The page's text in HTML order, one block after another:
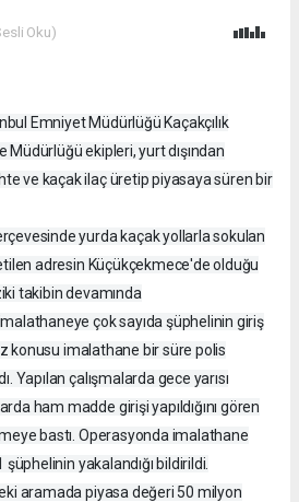
Oku)
Emniyet Müdürlüğü Kaçakçılık
Müdürlüğü ekipleri, yurt dışından
ve kaçak ilaç üretip piyasaya süren bir
yurda kaçak yollarla sokulan
adresin Küçükçekmece'de olduğu
takibin devamında
çok sayıda şüphelinin giriş
konusu imalathane bir süre polis
Yapılan çalışmalarda gece yarısı
ham madde girişi yapıldığını gören
bastı. Operasyonda imalathane
yakalandığı bildirildi.
aramada piyasa değeri 50 milyon